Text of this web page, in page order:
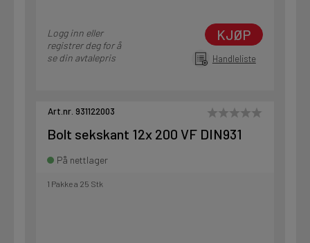
Logg inn eller
registrer deg for å
se din avtalepris
KJØP
Handleliste
Art.nr. 931122003
Bolt sekskant 12x 200 VF DIN931
På nettlager
1 Pakke a 25 Stk